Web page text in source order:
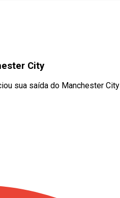
City
sua saída do Manchester City